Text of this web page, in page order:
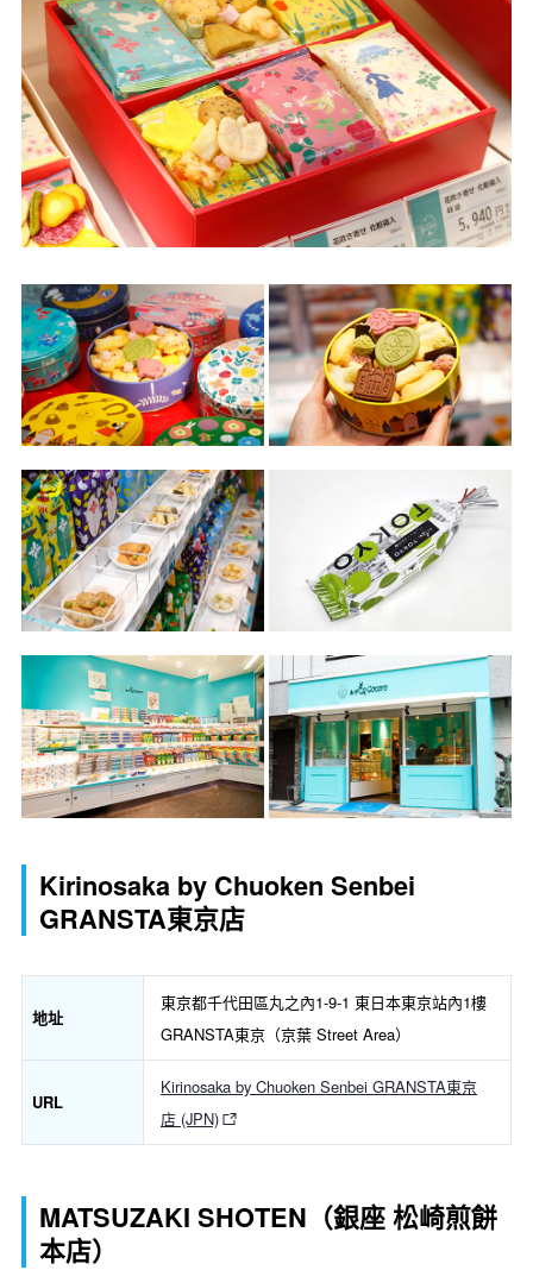
Kirinosaka by Chuoken Senbei
GRANSTA東京店
地址
東京都千代田區丸之內1-9-1 東日本東京站內1樓
GRANSTA東京（京葉 Street Area）
URL
Kirinosaka by Chuoken Senbei GRANSTA東京
店 (JPN)
MATSUZAKI SHOTEN（銀座 松崎煎餅
本店）